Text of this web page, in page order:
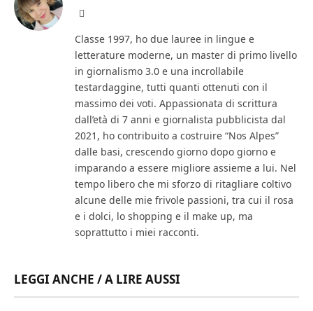
Classe 1997, ho due lauree in lingue e
letterature moderne, un master di primo livello
in giornalismo 3.0 e una incrollabile
testardaggine, tutti quanti ottenuti con il
massimo dei voti. Appassionata di scrittura
dall’età di 7 anni e giornalista pubblicista dal
2021, ho contribuito a costruire “Nos Alpes”
dalle basi, crescendo giorno dopo giorno e
imparando a essere migliore assieme a lui. Nel
tempo libero che mi sforzo di ritagliare coltivo
alcune delle mie frivole passioni, tra cui il rosa
e i dolci, lo shopping e il make up, ma
soprattutto i miei racconti.
LEGGI ANCHE / A LIRE AUSSI